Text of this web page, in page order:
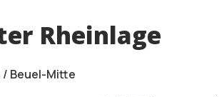
Rheinlage
/ Beuel-Mitte